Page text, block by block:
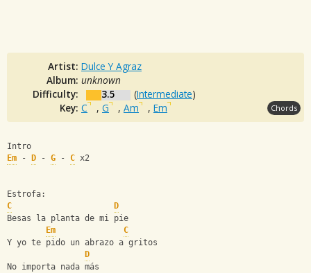
Artist: Dulce Y Agraz
Album: unknown
Difficulty:
3.5 (Intermediate)
Key: C , G , Am , Em Chords
Intro
Em - D - G - C x2
Estrofa:
C
D
Besas la planta de mi pie
Em
C
Y yo te pido un abrazo a gritos
D
No importa nada más